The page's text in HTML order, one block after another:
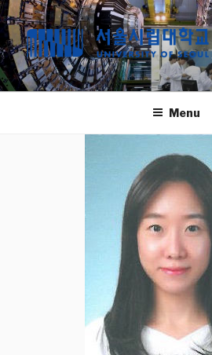
Skip
to
content
Menu